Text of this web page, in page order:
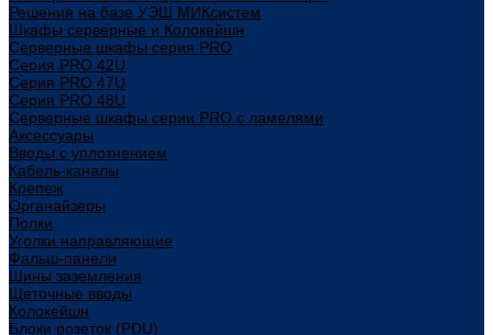
Решения на базе УЭШ МИКсистем
Шкафы серверные и Колокейшн
Серверные шкафы серия PRO
Серия PRO 42U
Серия PRO 47U
Серия PRO 48U
Серверные шкафы серии PRO с ламелями
Аксессуары
Вводы с уплотнением
Кабель-каналы
Крепеж
Органайзеры
Полки
Уголки направляющие
Фальш-панели
Шины заземления
Щеточные вводы
Колокейшн
Блоки розеток (PDU)